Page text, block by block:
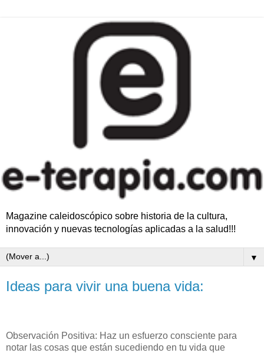
Magazine caleidoscópico sobre historia de la cultura,
innovación y nuevas tecnologías aplicadas a la salud!!!
▼
Ideas para vivir una buena vida:
Observación Positiva: Haz un esfuerzo consciente para
notar las cosas que están sucediendo en tu vida que